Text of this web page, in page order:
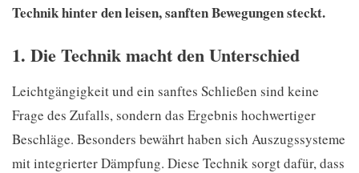
Technik hinter den leisen, sanften Bewegungen steckt.
1. Die Technik macht den Unterschied
Leichtgängigkeit und ein sanftes Schließen sind keine
Frage des Zufalls, sondern das Ergebnis hochwertiger
Beschläge. Besonders bewährt haben sich Auszugssysteme
mit integrierter Dämpfung. Diese Technik sorgt dafür, dass